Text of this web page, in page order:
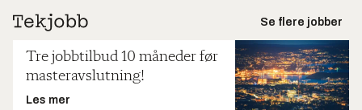
Se flere jobber
Tre jobbtilbud 10 måneder før
masteravslutning!
Les mer